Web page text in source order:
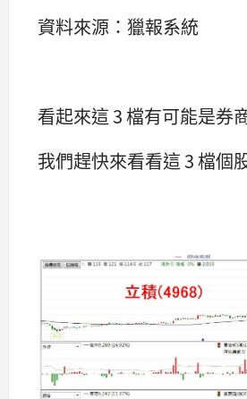
資料來源：獵報系統
看起來這 3 檔有可能是券
我們趕快來看看這 3 檔個